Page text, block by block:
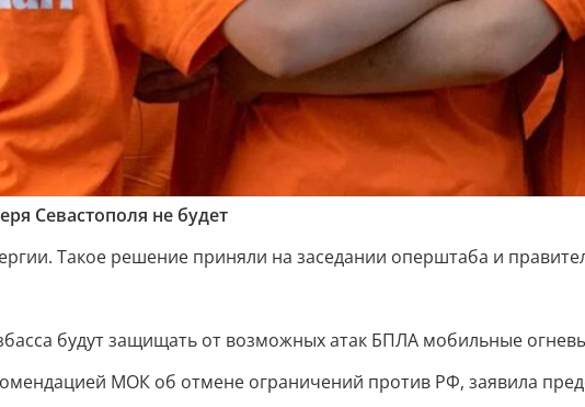
Севастополя не будет
Такое решение приняли на заседании оперштаба и
будут защищать от возможных атак БПЛА мобильные
МОК об отмене ограничений против РФ, заявила